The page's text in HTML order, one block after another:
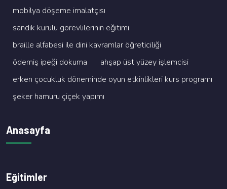
mobi̇lya döşeme i̇malatçisi
sandik kurulu görevli̇leri̇ni̇n eği̇ti̇mi̇
brai̇lle alfabesi̇ i̇le di̇ni̇ kavramlar öğreti̇ci̇li̇ği̇
ödemi̇ş i̇peği̇ dokuma
ahşap üst yüzey i̇şlemci̇si̇
erken çocukluk dönemi̇nde oyun etki̇nli̇kleri̇ kurs programi
şeker hamuru çi̇çek yapimi
Anasayfa
Eğitimler